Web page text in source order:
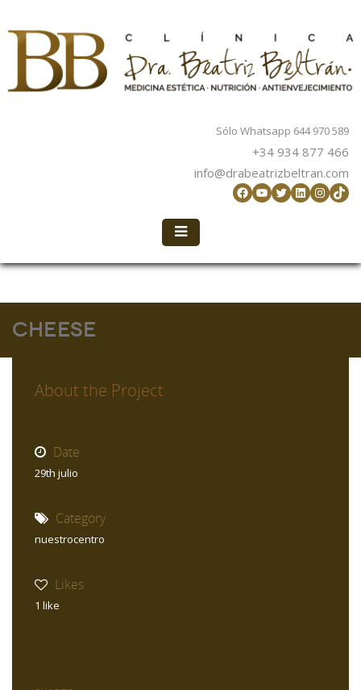
Sólo Whatsapp 644 970 589
+34 934 877 466
info@drabeatrizbeltran.com
Facebook
YouTube
Twitter
LinkedIn
Cheese
About the Project
Date
29th julio
Category
nuestrocentro
Likes
1 like